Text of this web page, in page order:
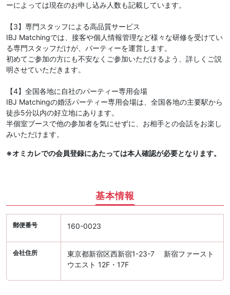
ーによっては現在のお申し込み人数も記載しています。
【3】専門スタッフによる高品質サービス
IBJ Matchingでは、接客や個人情報管理など様々な研修を受けてい
る専門スタッフだけが、パーティーを運営します。
初めてご参加の方にも不安なくご参加いただけるよう、詳しくご説
明させていただきます。
【4】全国各地に自社のパーティー専用会場
IBJ Matchingの婚活パーティー専用会場は、全国各地の主要駅から
徒歩5分以内の好立地にあります。
半個室ブースで他の参加者を気にせずに、お相手との会話をお楽し
みいただけます。
※オミカレでの会員登録にあたっては本人確認が必要となります。
基本情報
郵便番号 160-0023
会社住所
東京都新宿区西新宿1-23-7 新宿ファースト
ウエスト 12F・17F